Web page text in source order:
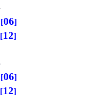
06
12
06
12